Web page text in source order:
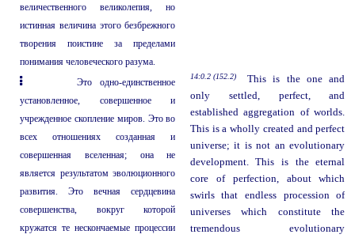
величественного великолепия, но
истинная величина этого безбрежного
творения поистине за пределами
понимания человеческого разума.
Это одно-единственное
установленное, совершенное и
учрежденное скопление миров. Это во
всех отношениях созданная и
совершенная вселенная; она не
является результатом эволюционного
развития. Это вечная сердцевина
совершенства, вокруг которой
кружатся те нескончаемые процессии
14:0.2 (152.2)
This is the one and
only settled, perfect, and
established aggregation of worlds.
This is a wholly created and perfect
universe; it is not an evolutionary
development. This is the eternal
core of perfection, about which
swirls that endless procession of
universes which constitute the
tremendous evolutionary